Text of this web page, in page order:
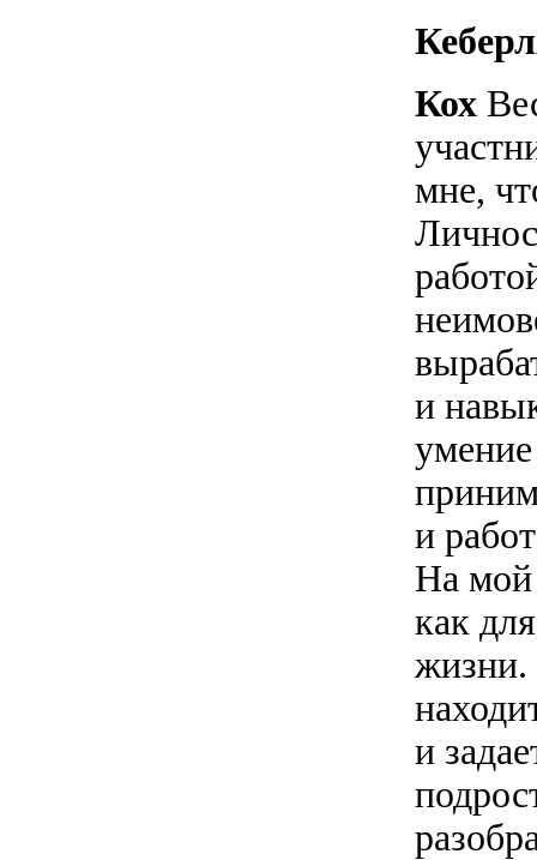
Кох
мне,
и
и
На мой
как
жизни.
и